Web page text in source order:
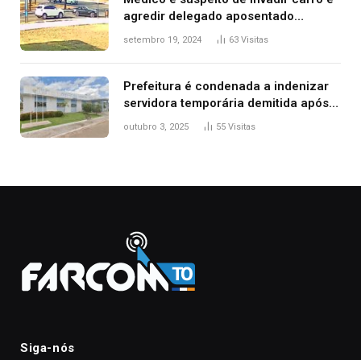
agredir delegado aposentado
durante confusão no trânsito
setembro 19, 2024 63 Visitas
Prefeitura é condenada a indenizar
servidora temporária demitida após
nascimento da filha
outubro 3, 2025 55 Visitas
Siga-nós